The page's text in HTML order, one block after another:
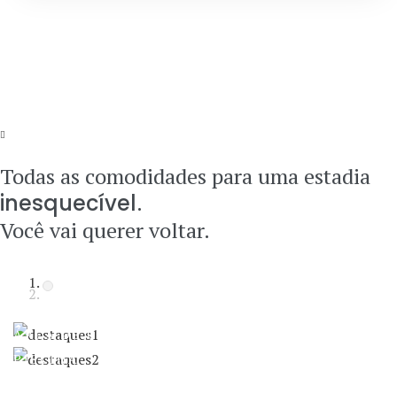
Todas as comodidades parauma estadia
inesquecível.
Você vai querer voltar.
ÁREA DE CHURRASCOS
PISCINA